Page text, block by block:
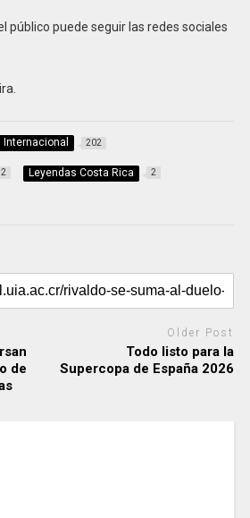
público puede seguir las redes sociales
Internacional 202
Leyendas Costa Rica 2
de
Older Post
Todo listo para la
Supercopa de España 2026